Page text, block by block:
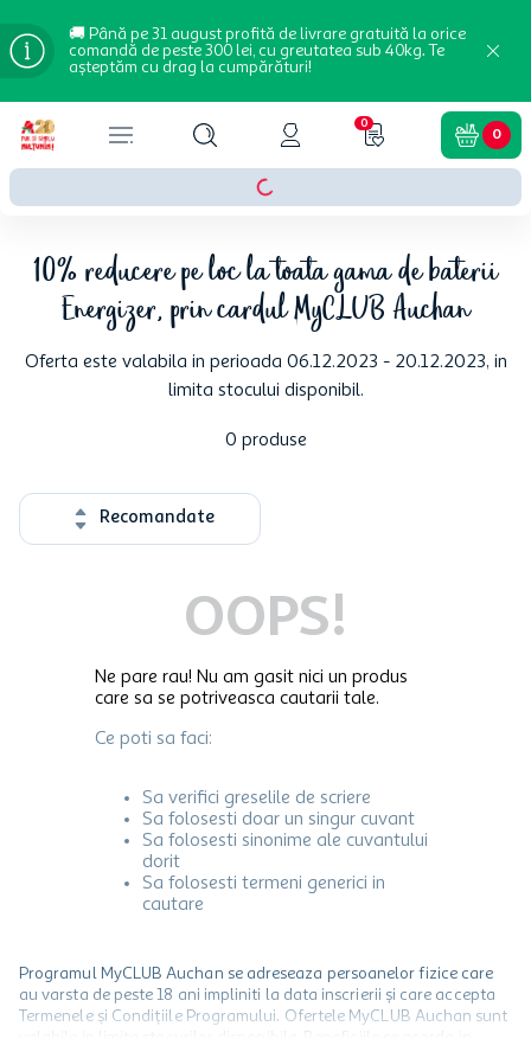
🚚 Până pe 31 august profită de livrare gratuită la orice
comandă de peste 300 lei, cu greutatea sub 40kg. Te
așteptăm cu drag la cumpărături!
0
0
10% reducere pe loc la toata gama de baterii
Energizer, prin cardul MyCLUB Auchan
Oferta este valabila in perioada 06.12.2023 - 20.12.2023, in
limita stocului disponibil.
0 produse
Recomandate
OOPS!
Ne pare rau! Nu am gasit nici un produs
care sa se potriveasca cautarii tale.
Ce poti sa faci:
Sa verifici greselile de scriere
Sa folosesti doar un singur cuvant
Sa folosesti sinonime ale cuvantului
dorit
Sa folosesti termeni generici in
cautare
Programul MyCLUB Auchan se adreseaza persoanelor fizice care
au varsta de peste 18 ani impliniti la data inscrierii și care accepta
Termenele și Condițiile Programului. Ofertele MyCLUB Auchan sunt